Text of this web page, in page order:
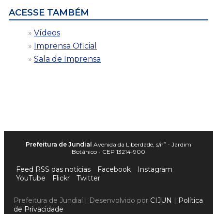
ACESSE TAMBÉM
Vídeos
Imprensa Oficial
Sala de Imprensa
Prefeitura de Jundiaí Avenida da Liberdade, s/nº - Jardim
Botânico - CEP 13214-900
Feed RSS das notícias Facebook
Instagram
YouTube
Flickr Twitter
Prefeitura de Jundiaí | Desenvolvido por CIJUN | Política
de Privacidade